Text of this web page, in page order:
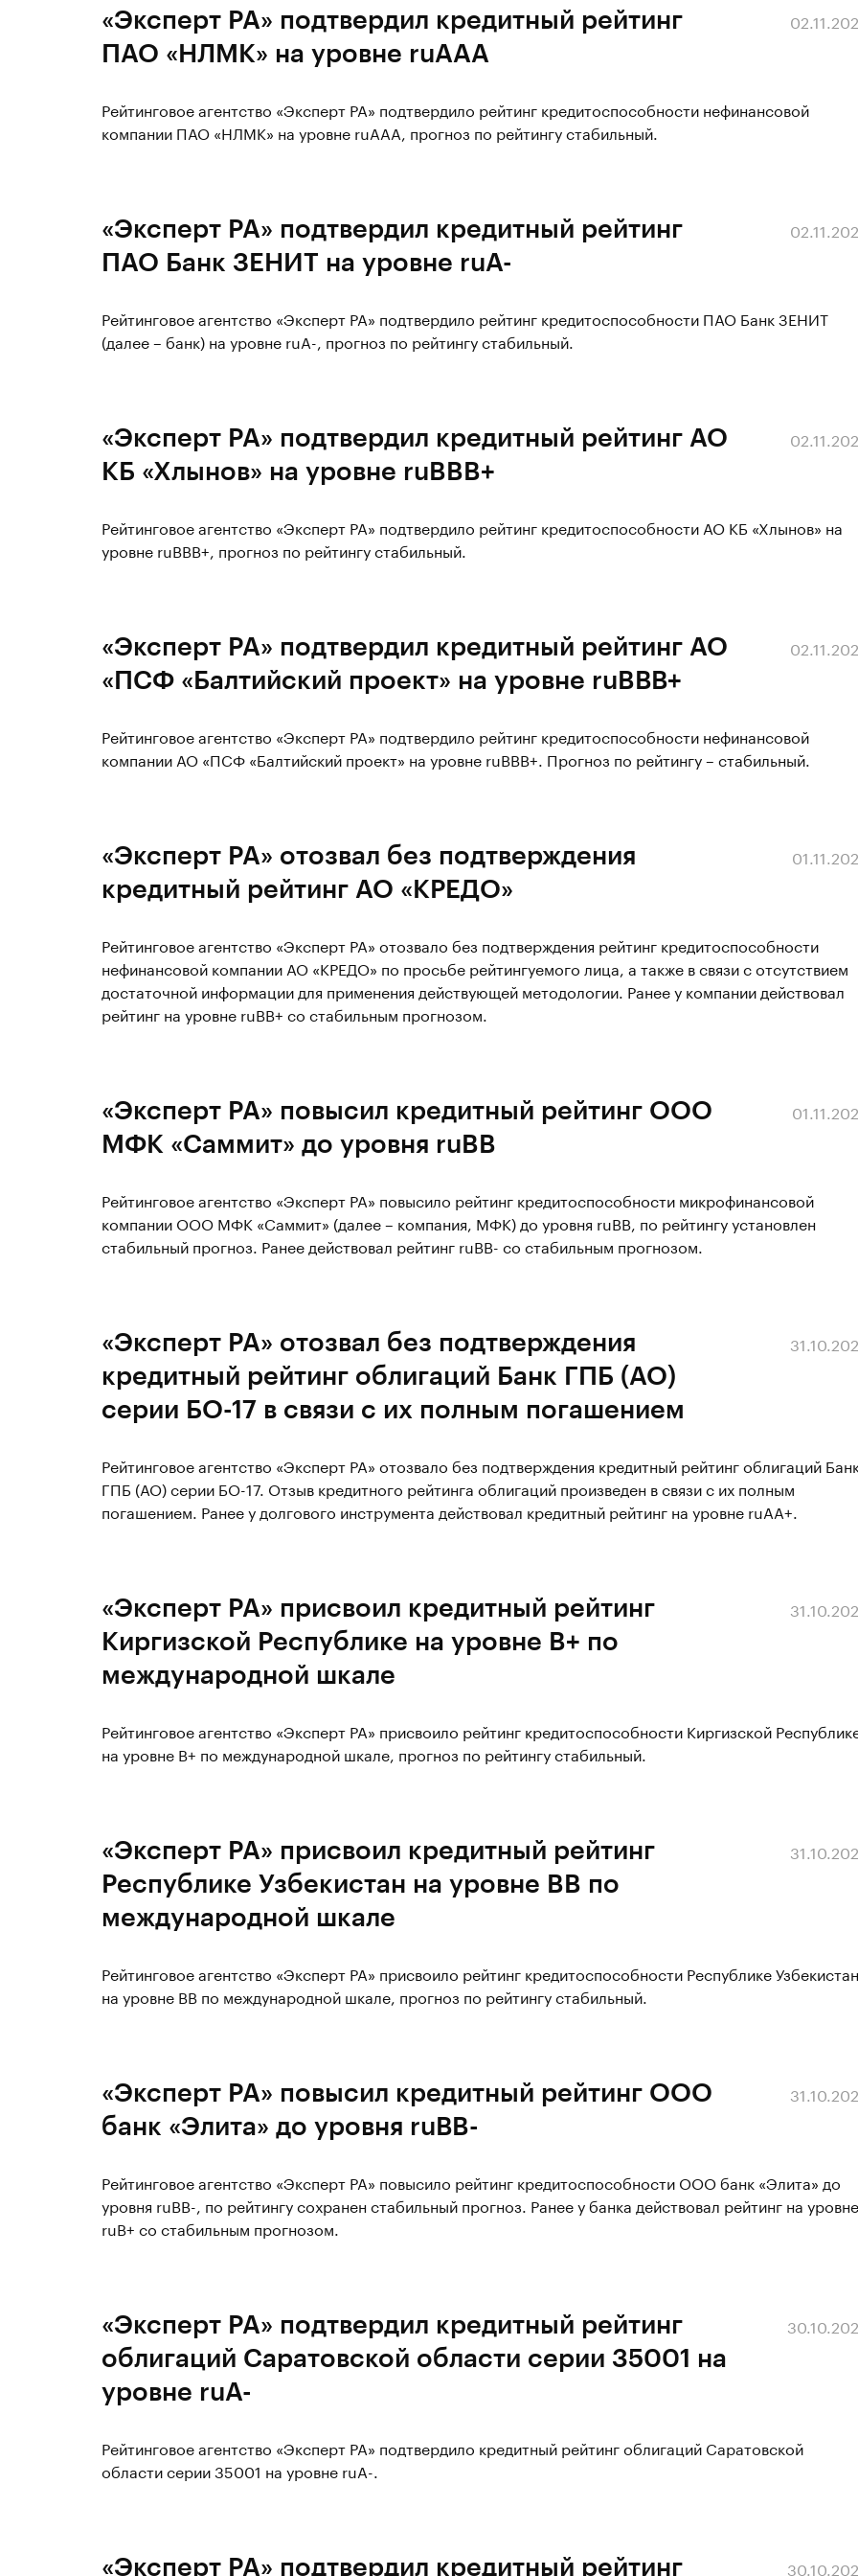
«Эксперт РА» подтвердил кредитный рейтинг
ПАО «НЛМК» на уровне ruAАA
Рейтинговое агентство «Эксперт РА» подтвердило рейтинг кредитоспособности нефинансовой
компании ПАО «НЛМК» на уровне ruAАA, прогноз по рейтингу стабильный.
«Эксперт РА» подтвердил кредитный рейтинг
ПАО Банк ЗЕНИТ на уровне ruA-
Рейтинговое агентство «Эксперт РА» подтвердило рейтинг кредитоспособности ПАО Банк ЗЕНИТ
(далее – банк) на уровне ruA-, прогноз по рейтингу стабильный.
«Эксперт РА» подтвердил кредитный рейтинг АО
КБ «Хлынов» на уровне ruBBB+
Рейтинговое агентство «Эксперт РА» подтвердило рейтинг кредитоспособности АО КБ «Хлынов» на
уровне ruВBB+, прогноз по рейтингу стабильный.
«Эксперт РА» подтвердил кредитный рейтинг АО
«ПСФ «Балтийский проект» на уровне ruBВВ+
Рейтинговое агентство «Эксперт РА» подтвердило рейтинг кредитоспособности нефинансовой
компании АО «ПСФ «Балтийский проект» на уровне ruBВВ+. Прогноз по рейтингу – стабильный.
«Эксперт РА» отозвал без подтверждения
кредитный рейтинг АО «КРЕДО»
Рейтинговое агентство «Эксперт РА» отозвало без подтверждения рейтинг кредитоспособности
нефинансовой компании АО «КРЕДО» по просьбе рейтингуемого лица, а также в связи с отсутствием
достаточной информации для применения действующей методологии. Ранее у компании действовал
рейтинг на уровне ruBB+ со стабильным прогнозом.
«Эксперт РА» повысил кредитный рейтинг ООО
МФК «Саммит» до уровня ruBB
Рейтинговое агентство «Эксперт РА» повысило рейтинг кредитоспособности микрофинансовой
компании ООО МФК «Саммит» (далее – компания, МФК) до уровня ruBB, по рейтингу установлен
стабильный прогноз. Ранее действовал рейтинг ruBB- со стабильным прогнозом.
«Эксперт РА» отозвал без подтверждения
кредитный рейтинг облигаций Банк ГПБ (АО)
серии БО-17 в связи с их полным погашением
Рейтинговое агентство «Эксперт РА» отозвало без подтверждения кредитный рейтинг облигаций
ГПБ (АО) серии БО-17. Отзыв кредитного рейтинга облигаций произведен в связи с их полным
погашением. Ранее у долгового инструмента действовал кредитный рейтинг на уровне ruAA+.
«Эксперт РА» присвоил кредитный рейтинг
Киргизской Республике на уровне B+ по
международной шкале
Рейтинговое агентство «Эксперт РА» присвоило рейтинг кредитоспособности Киргизской
на уровне B+ по международной шкале, прогноз по рейтингу стабильный.
«Эксперт РА» присвоил кредитный рейтинг
Республике Узбекистан на уровне BB по
международной шкале
Рейтинговое агентство «Эксперт РА» присвоило рейтинг кредитоспособности Республике Узбекистан
на уровне BB по международной шкале, прогноз по рейтингу стабильный.
«Эксперт РА» повысил кредитный рейтинг ООО
банк «Элита» до уровня ruВB-
Рейтинговое агентство «Эксперт РА» повысило рейтинг кредитоспособности ООО банк «Элита» до
уровня ruBB-, по рейтингу сохранен стабильный прогноз. Ранее у банка действовал рейтинг на уровне
ruB+ со стабильным прогнозом.
«Эксперт РА» подтвердил кредитный рейтинг
облигаций Саратовской области серии 35001 на
уровне ruА-
Рейтинговое агентство «Эксперт РА» подтвердило кредитный рейтинг облигаций Саратовской
области серии 35001 на уровне ruА-.
«Эксперт РА» подтвердил кредитный рейтинг